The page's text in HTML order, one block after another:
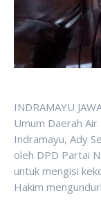
INDRAMAYU
Umum Daerah
Indramayu, Ady
oleh DPD Partai
untuk mengisi
Hakim